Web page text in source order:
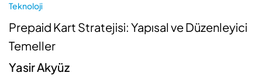
Teknoloji
Prepaid Kart Stratejisi: Yapısal ve Düzenleyici
Temeller
Yasir Akyüz